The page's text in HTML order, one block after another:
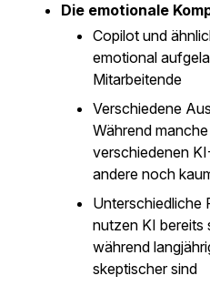
Die emotionale
Copilot und
emotional
Mitarbeitende
Verschiedene
Während
verschiedenen
andere noch
Unterschiedliche
nutzen KI bereits
während
skeptischer sind